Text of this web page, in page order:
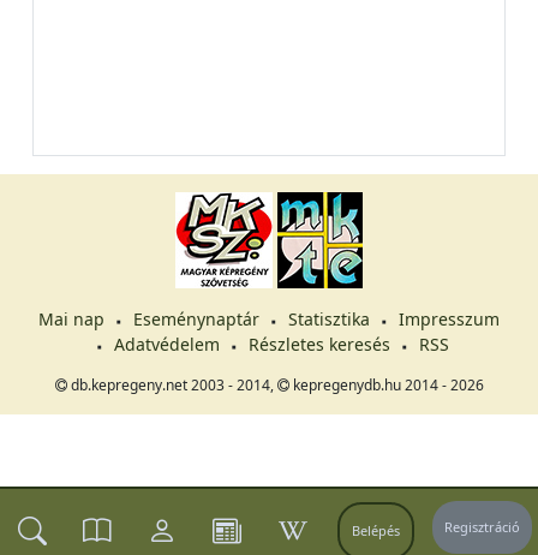
Belépés Regisztráció
Mai nap Eseménynaptár Statisztika
Impresszum
Adatvédelem
Részletes keresés RSS
db.kepregeny.net 2003 - 2014, kepregenydb.hu 2014 - 2026